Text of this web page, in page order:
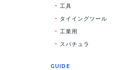
工具
タイイングツール
工業用
スパチュラ
GUIDE